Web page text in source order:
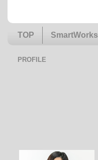
TOP SmartWorks
PROFILE